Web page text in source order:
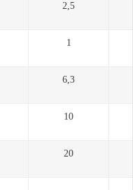
2,5
1
6,3
10
20